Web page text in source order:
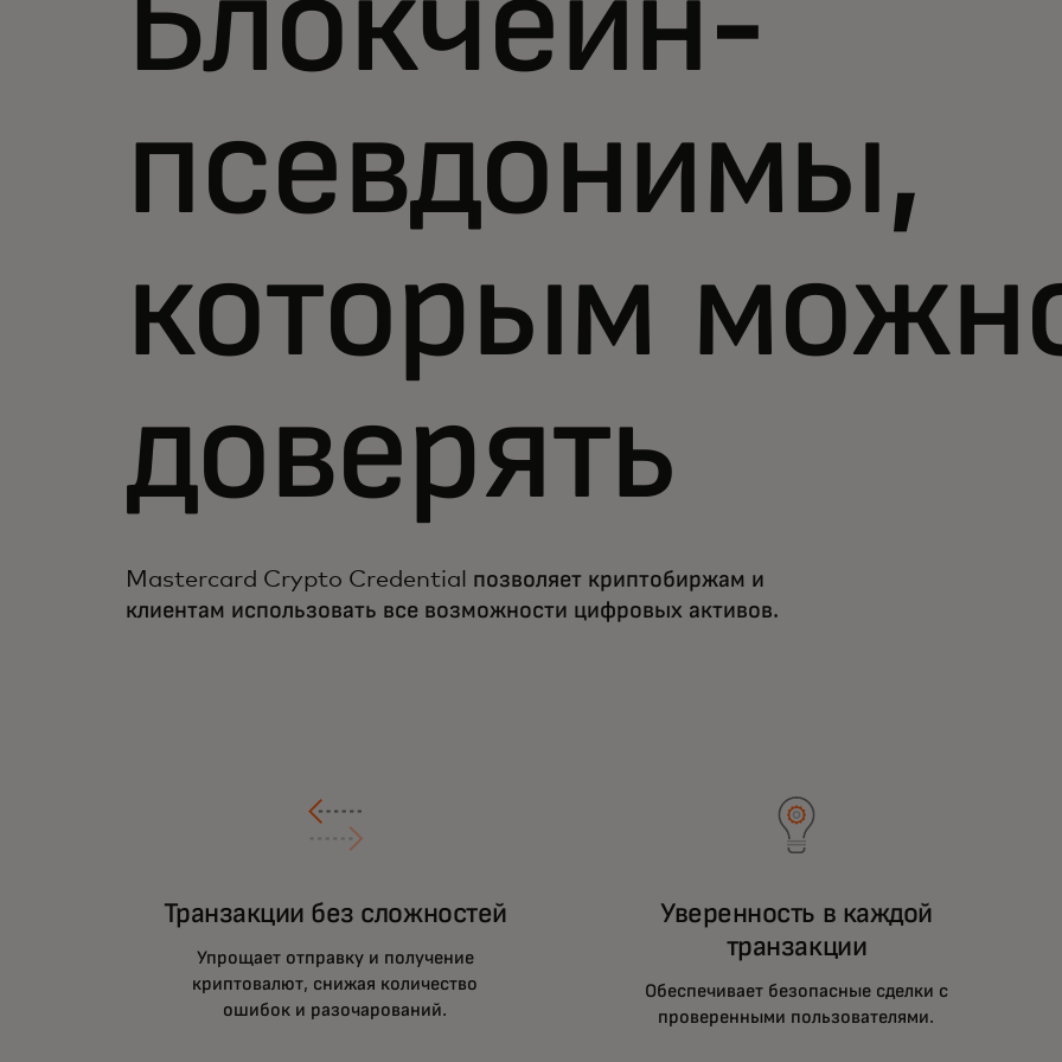
Блокчейн-
псевдонимы,
которым
доверять
Mastercard Crypto Credential позволяет криптобиржам и
клиентам использовать все возможности цифровых активов.
Транзакции без сложностей
Упрощает отправку и получение
криптовалют, снижая количество
ошибок и разочарований.
Уверенность в каждой
транзакции
Обеспечивает безопасные сделки с
проверенными пользователями.